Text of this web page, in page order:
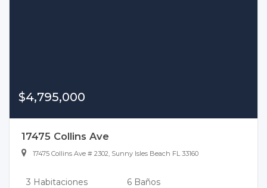
$4,795,000
17475 Collins Ave
17475 Collins Ave # 2302, Sunny Isles Beach FL 33160
3 Habitaciones 6 Baños